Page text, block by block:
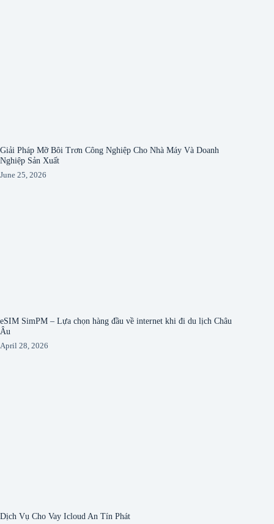
Giải Pháp Mỡ Bôi Trơn Công Nghiệp Cho Nhà Máy Và Doanh
Nghiệp Sản Xuất
June 25, 2026
eSIM SimPM – Lựa chọn hàng đầu về internet khi đi du lịch Châu
Âu
April 28, 2026
Dịch Vụ Cho Vay Icloud An Tín Phát